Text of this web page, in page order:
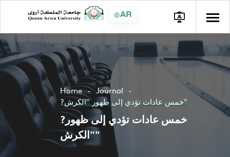
AR
Home
Journal
?خمس عادات تؤدي إلى ظهور "الكرش"
?خمس عادات تؤدي إلى ظهور
"الكرش"